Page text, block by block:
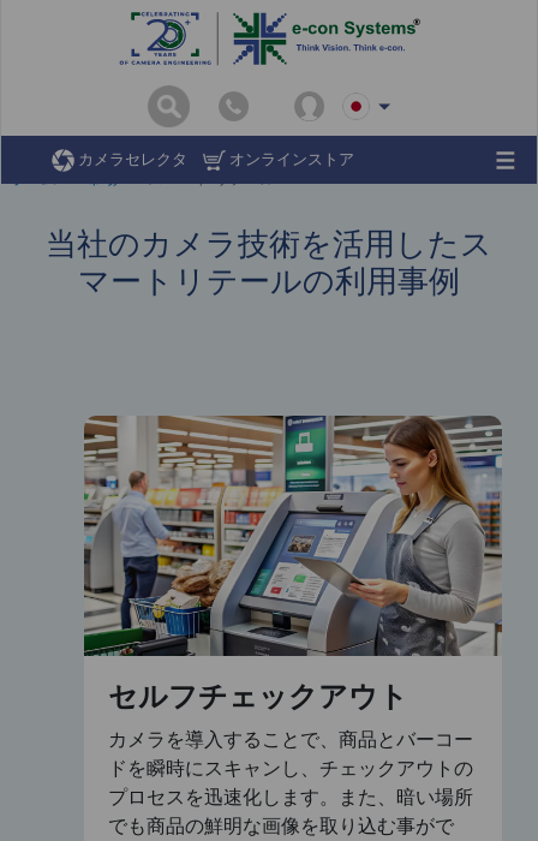
カメラセレクタ
オンラインストア
当社のカメラ技術を活用したス
マートリテールの利用事例
セルフチェックアウト
カメラを導入することで、商品とバーコー
ドを瞬時にスキャンし、チェックアウトの
プロセスを迅速化します。また、暗い場所
でも商品の鮮明な画像を取り込む事がで